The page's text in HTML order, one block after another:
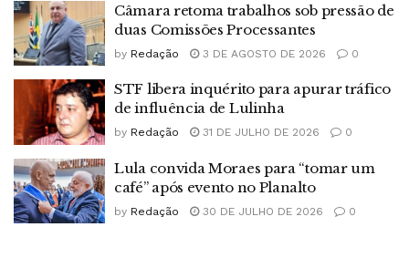
Câmara retoma trabalhos sob pressão de
duas Comissões Processantes
by Redação 3 DE AGOSTO DE 2026 0
STF libera inquérito para apurar tráfico
de influência de Lulinha
by Redação 31 DE JULHO DE 2026 0
Lula convida Moraes para “tomar um
café” após evento no Planalto
by Redação 30 DE JULHO DE 2026 0